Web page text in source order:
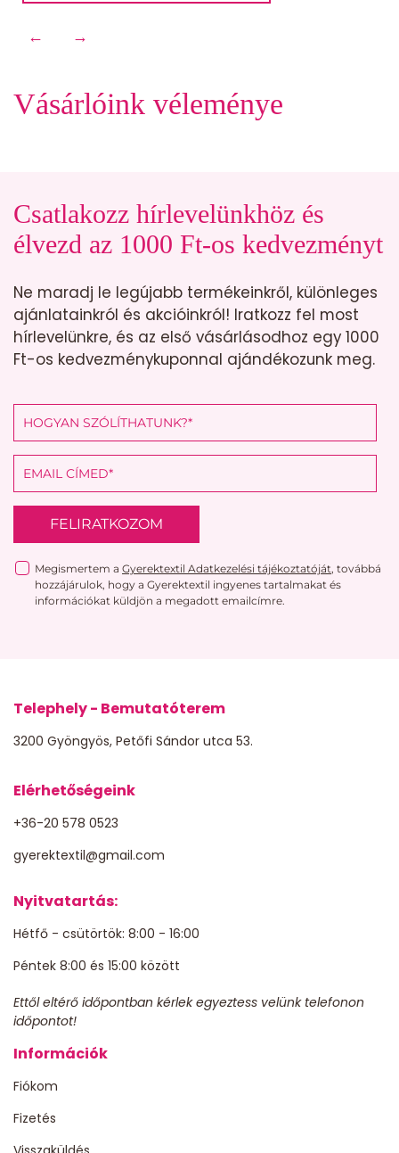
← →
Vásárlóink véleménye
Csatlakozz hírlevelünkhöz és
élvezd az 1000 Ft-os kedvezményt
Ne maradj le legújabb termékeinkről, különleges
ajánlatainkról és akcióinkról! Iratkozz fel most
hírlevelünkre, és az első vásárlásodhoz egy 1000
Ft-os kedvezménykuponnal ajándékozunk meg.
FELIRATKOZOM
Megismertem a Gyerektextil Adatkezelési tájékoztatóját, továbbá
hozzájárulok, hogy a Gyerektextil ingyenes tartalmakat és
információkat küldjön a megadott emailcímre.
Telephely - Bemutatóterem
3200 Gyöngyös, Petőfi Sándor utca 53.
Elérhetőségeink
+36-20 578 0523
gyerektextil@gmail.com
Nyitvatartás:
Hétfő - csütörtök: 8:00 - 16:00
Péntek 8:00 és 15:00 között
Ettől eltérő időpontban kérlek egyeztess velünk telefonon
időpontot!
Információk
Fiókom
Fizetés